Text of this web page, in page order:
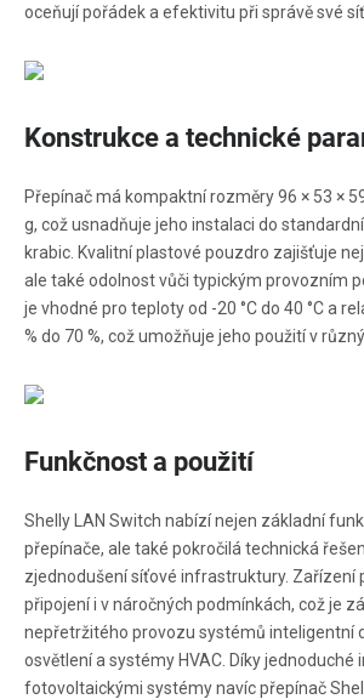
oceňují pořádek a efektivitu při správě své
Konstrukce a technické
Přepínač má kompaktní rozměry 96 × 53 ×
g, což usnadňuje jeho instalaci do
krabic. Kvalitní plastové pouzdro zajišťuje
ale také odolnost vůči typickým provozním
je vhodné pro teploty od -20 °C do 40 °C a
% do 70 %, což umožňuje jeho použití v
Funkčnost a použití
Shelly LAN Switch nabízí nejen základní
přepínače, ale také pokročilá technická
zjednodušení síťové infrastruktury. Zařízení
připojení i v náročných podmínkách, což je
nepřetržitého provozu systémů inteligentní
osvětlení a systémy HVAC. Díky jednoduché
fotovoltaickými systémy navíc přepínač